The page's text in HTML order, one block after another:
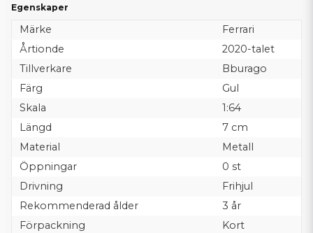
Egenskaper
Märke
Ferrari
Årtionde
2020-talet
Tillverkare
Bburago
Färg
Gul
Skala
1:64
Längd
7 cm
Material
Metall
Öppningar
0 st
Drivning
Frihjul
Rekommenderad ålder
3 år
Förpackning
Kort